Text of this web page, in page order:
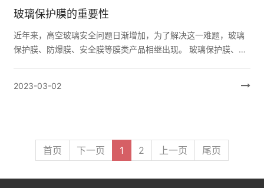
玻璃保护膜的重要性
近年来，高空玻璃安全问题日渐增加，为了解决这一难题，玻璃
保护膜、防爆膜、安全膜等膜类产品相继出现。 玻璃保护膜、防
2023-03-02
首页 下一页 1 2 上一页 尾页